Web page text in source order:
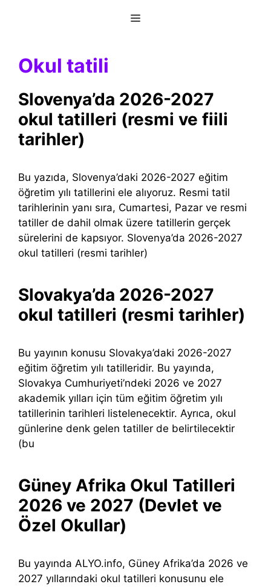
Menu
Okul tatili
Slovenya’da 2026-2027
okul tatilleri (resmi ve fiili
tarihler)
Bu yazıda, Slovenya’daki 2026-2027 eğitim
öğretim yılı tatillerini ele alıyoruz. Resmi tatil
tarihlerinin yanı sıra, Cumartesi, Pazar ve resmi
tatiller de dahil olmak üzere tatillerin gerçek
sürelerini de kapsıyor. Slovenya’da 2026-2027
okul tatilleri (resmi tarihler)
Slovakya’da 2026-2027
okul tatilleri (resmi tarihler)
Bu yayının konusu Slovakya’daki 2026-2027
eğitim öğretim yılı tatilleridir. Bu yayında,
Slovakya Cumhuriyeti’ndeki 2026 ve 2027
akademik yılları için tüm eğitim öğretim yılı
tatillerinin tarihleri ​​listelenecektir. Ayrıca, okul
günlerine denk gelen tatiller de belirtilecektir
(bu
Güney Afrika Okul Tatilleri
2026 ve 2027 (Devlet ve
Özel Okullar)
Bu yayında ALYO.info, Güney Afrika’da 2026 ve
2027 yıllarındaki okul tatilleri konusunu ele